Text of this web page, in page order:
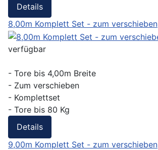
Details
8,00m Komplett Set - zum verschieben
verfügbar
- Tore bis 4,00m Breite
- Zum verschieben
- Komplettset
- Tore bis 80 Kg
Details
9,00m Komplett Set - zum verschieben